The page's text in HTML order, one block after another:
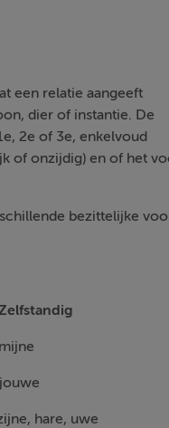
een relatie aangeeft
dier of instantie. De
2e of 3e, enkelvoud
of onzijdig) en of het
bezittelijke
hare, uwe